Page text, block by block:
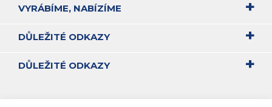
VYRÁBÍME, NABÍZÍME
DŮLEŽITÉ ODKAZY
DŮLEŽITÉ ODKAZY